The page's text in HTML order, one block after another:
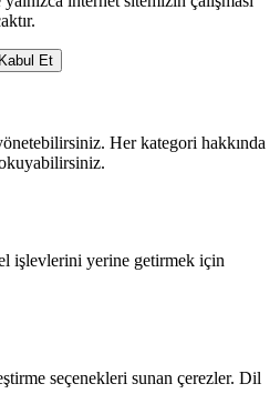
Et
Her kategori hakkında
işlevlerini yerine getirmek için
seçenekleri sunan çerezler. Dil